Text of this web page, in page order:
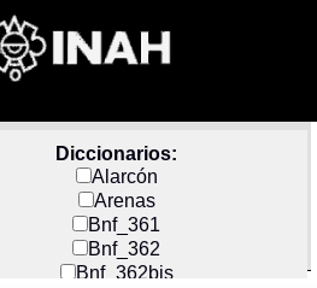
Diccionarios:
Alarcón
Arenas
Bnf_361
Bnf_362
Bnf_362bis